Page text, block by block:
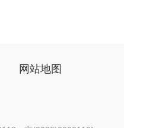
网站地图